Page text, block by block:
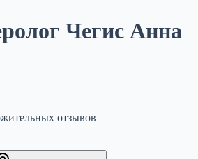
Чегис Анна
отзывов